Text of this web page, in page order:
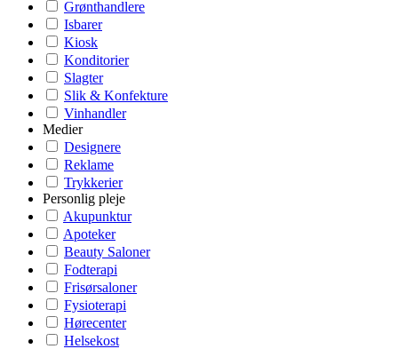
Grønthandlere
Isbarer
Kiosk
Konditorier
Slagter
Slik & Konfekture
Vinhandler
Medier
Designere
Reklame
Trykkerier
Personlig pleje
Akupunktur
Apoteker
Beauty Saloner
Fodterapi
Frisørsaloner
Fysioterapi
Hørecenter
Helsekost